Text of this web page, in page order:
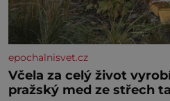
epochalnisvet.cz
Včela za celý život
pražský med ze střech